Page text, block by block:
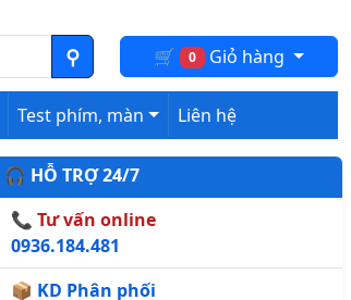
🛒 0 Giỏ hàng
Test phím, màn
Liên hệ
🎧 HỖ TRỢ 24/7
📞 Tư vấn online
0936.184.481
📦 KD Phân phối